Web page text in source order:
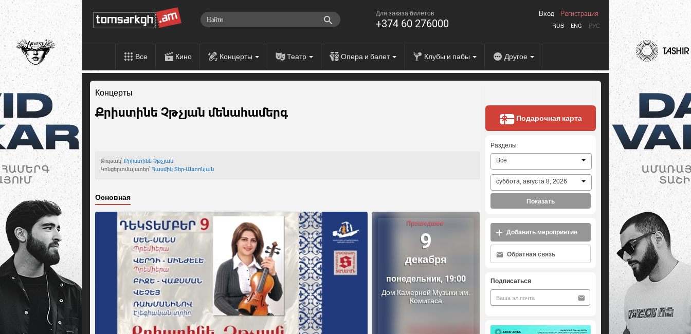
Для заказа билетов
+374 60 276000 ՀԱՅ ENG РУС
Вход Регистрация
Все Кино Концерты Театр Опера и балет Клубы и пабы Другое
Концерты
Քրիստինե Չթչյան մենահամերգ
Ջութակ՝ Քրիստինե Չթչյան
Կոնցերտմայստեր՝ Հասմիկ Տեր-Անտոնյան
Основная
Прошедшее
9
декабря
понедельник, 19:00
Дом Камерной Музыки им.
Комитаса
Подарочная карта
Разделы
Все
суббота, августа 8, 2026
Показать
Добавить мероприятие
Обратная связь
Подписаться